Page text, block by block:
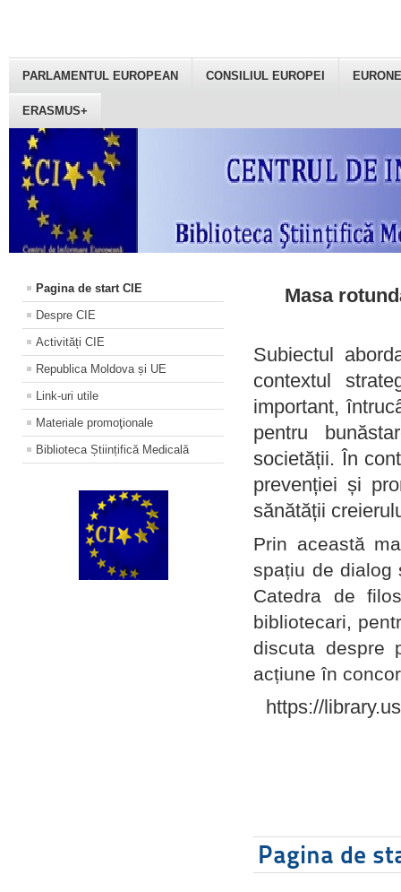
PARLAMENTUL EUROPEAN CONSILIUL EUROPEI
ERASMUS+
Pagina de start CIE
Despre CIE
Activități CIE
Republica Moldova și UE
Link-uri utile
Materiale promoţionale
Biblioteca Științifică Medicală
Masa
Subiectul
contextul
important,
pentru
societății. În
prevenției și
sănătății
Prin această
spațiu de dialog
Catedra de
bibliotecari,
discuta despre
acțiune în
https://
Pagina de